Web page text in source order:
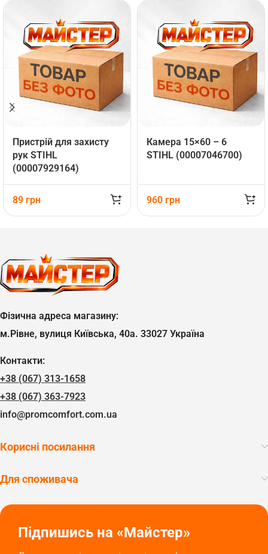
Пристрій для захисту
рук STIHL
(00007929164)
89 грн
Камера 15×60 – 6
STIHL (00007046700)
960 грн
Фізична адреса магазину:
м.Рівне, вулиця Київська, 40а. 33027 Україна
Контакти:
+38 (067) 313-1658
+38 (067) 363-7923
info@promcomfort.com.ua
Корисні посилання
Для споживача
Підпишись на «Майстер»